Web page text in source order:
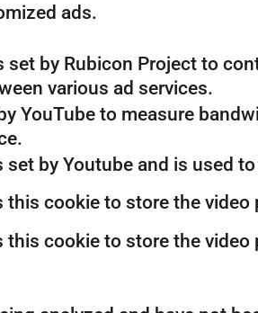
ads.
set by Rubicon Project to
various ad services.
YouTube to measure
set by Youtube and is used
this cookie to store the
this cookie to store the